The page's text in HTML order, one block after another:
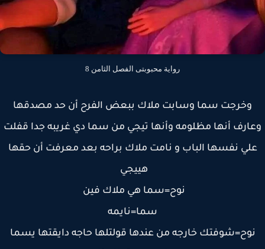
رواية محبوبتى الفصل الثامن 8
وخرجت سما وسابت ملاك ببعض الفرح أن حد مصدقها
أنها مظلومه وأنها تيجي من سما دي غريبه جدا قفلت
نفسها الباب و نامت ملاك براحه بعد معرفت أن حقها
هييجي
نوح=سما هي ملاك فين
سما=نايمه
خارجه من عندها قولتلها حاجه دايقتها يسما